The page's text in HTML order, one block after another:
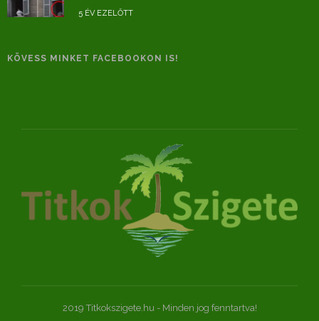
5 ÉV EZELŐTT
KÖVESS MINKET FACEBOOKON IS!
2019 Titkokszigete.hu - Minden jog fenntartva!